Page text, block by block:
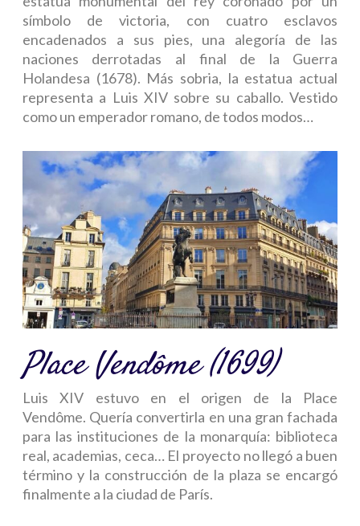
símbolo de victoria, con cuatro esclavos
encadenados a sus pies, una alegoría de las
naciones derrotadas al final de la Guerra
Holandesa (1678). Más sobria, la estatua actual
representa a Luis XIV sobre su caballo. Vestido
como un emperador romano, de todos modos…
Place Vendôme (1699)
Luis XIV estuvo en el origen de la Place
Vendôme. Quería convertirla en una gran fachada
para las instituciones de la monarquía: biblioteca
real, academias, ceca… El proyecto no llegó a buen
término y la construcción de la plaza se encargó
finalmente a la ciudad de París.